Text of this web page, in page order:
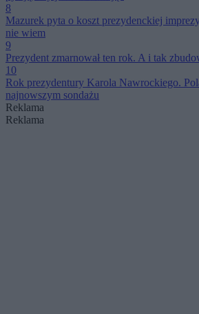
8
Mazurek pyta o koszt prezydenckiej
nie wiem
9
Prezydent zmarnował ten rok. A i tak
10
Rok prezydentury Karola Nawrockiego.
najnowszym sondażu
Reklama
Reklama